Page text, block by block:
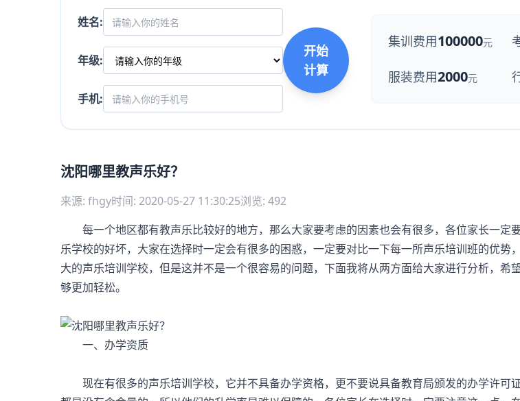
姓名:
年级:
手机:
开始
计算
集训费用100000元
服装费用2000元
沈阳哪里教声乐好？
来源: fhgy时间: 2020-05-27 11:30:25浏览: 492
每一个地区都有教声乐比较好的地方，那么大家要考虑的因素也会有很多，各位家长一定
乐学校的好坏，大家在选择时一定会有很多的困惑，一定要对比一下每一所声乐培训班的优势
大的声乐培训学校，但是这并不是一个很容易的问题，下面我将从两方面给大家进行分析，希
够更加轻松。
一、办学资质
现在有很多的声乐培训学校，它并不具备办学资格，更不要说具备教育局颁发的办学许可